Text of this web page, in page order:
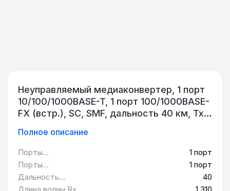
Неуправляемый медиаконвертер, 1 порт
10/100/1000BASE-T, 1 порт 100/1000BASE-
FX (встр.), SC, SMF, дальность 40 км, Tx
70x26x94 мм, внешний БП, 220В AC
QTECH QMC-1203-SC1310SM40
Полное описание
Порты
10/100/1000BASE-
T:
1 порт
Порты
100/1000BASE-FX
(встроенные):
1 порт
Дальность
передачи, км:
40